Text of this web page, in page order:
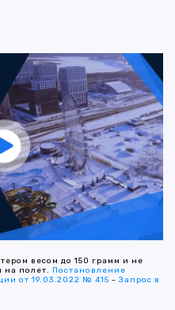
весом до 150 грамм и не
на полет. Постановление
от 19.03.2022 № 415 -Запрос в